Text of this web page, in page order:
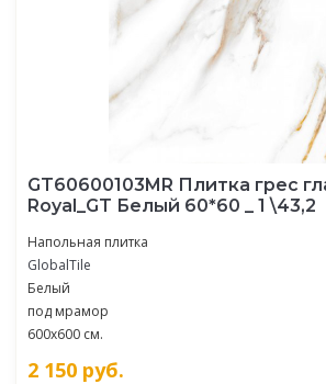
GT60600103MR Плитка грес
Royal_GT Белый 60*60 _ 1 \43,2
Напольная плитка
GlobalTile
Белый
под мрамор
600x600 см.
2 150 руб.